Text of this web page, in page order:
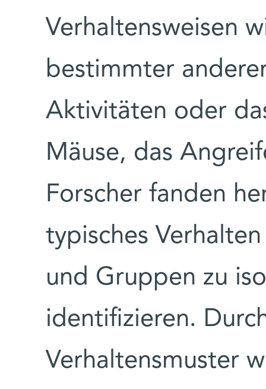
Verhaltensweisen
bestimmter
Aktivitäten oder
Mäuse, das
Forscher fanden
typisches
und Gruppen zu
identifizieren.
Verhaltensmuster